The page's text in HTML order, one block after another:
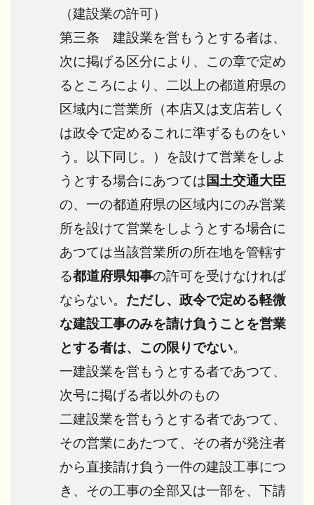
（建設業の許可）
第三条 建設業を営もうとする者は、
次に掲げる区分により、この章で定め
るところにより、二以上の都道府県の
区域内に営業所（本店又は支店若しく
は政令で定めるこれに準ずるものをい
う。以下同じ。）を設けて営業をしよ
うとする場合にあつては国土交通大臣
の、一の都道府県の区域内にのみ営業
所を設けて営業をしようとする場合に
あつては当該営業所の所在地を管轄す
る都道府県知事の許可を受けなければ
ならない。 ただし、政令で定める軽微
な建設工事のみを請け負うことを営業
とする者は、この限りでない。
一建設業を営もうとする者であつて、
次号に掲げる者以外のもの
二建設業を営もうとする者であつて、
その営業にあたつて、その者が発注者
から直接請け負う一件の建設工事につ
き、その工事の全部又は一部を、下請